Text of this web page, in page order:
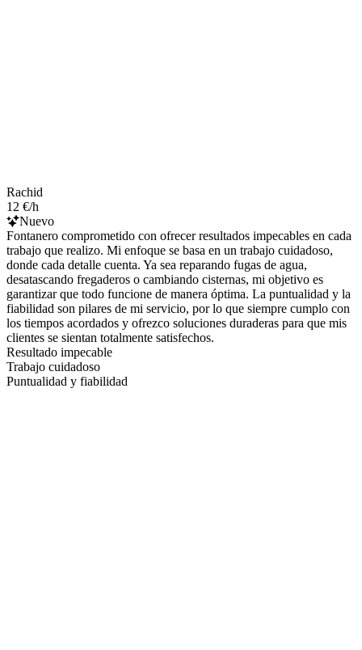
Rachid
12 €/h
Nuevo
Fontanero comprometido con ofrecer resultados impecables en cada
trabajo que realizo. Mi enfoque se basa en un trabajo cuidadoso,
donde cada detalle cuenta. Ya sea reparando fugas de agua,
desatascando fregaderos o cambiando cisternas, mi objetivo es
garantizar que todo funcione de manera óptima. La puntualidad y la
fiabilidad son pilares de mi servicio, por lo que siempre cumplo con
los tiempos acordados y ofrezco soluciones duraderas para que mis
clientes se sientan totalmente satisfechos.
Resultado impecable
Trabajo cuidadoso
Puntualidad y fiabilidad